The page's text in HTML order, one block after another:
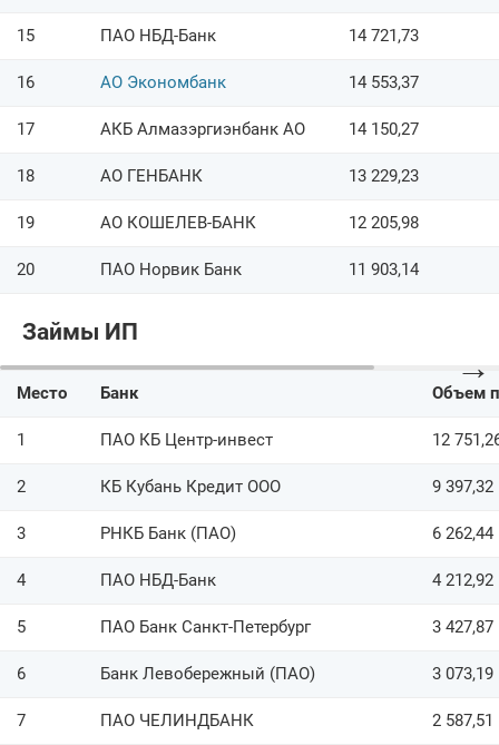
15 ПАО НБД-Банк 14 721,73
16 АО Экономбанк 14 553,37
17 АКБ Алмазэргиэнбанк АО 14 150,27
18 АО ГЕНБАНК 13 229,23
19 АО КОШЕЛЕВ-БАНК 12 205,98
20 ПАО Норвик Банк 11 903,14
Займы ИП
→
Место Банк Объем
1 ПАО КБ Центр-инвест 12
2 КБ Кубань Кредит ООО 9 397,32
3 РНКБ Банк (ПАО) 6 262,44
4 ПАО НБД-Банк 4 212,92
5 ПАО Банк Санкт-Петербург 3 427,87
6 Банк Левобережный (ПАО) 3 073,19
7 ПАО ЧЕЛИНДБАНК 2 587,51